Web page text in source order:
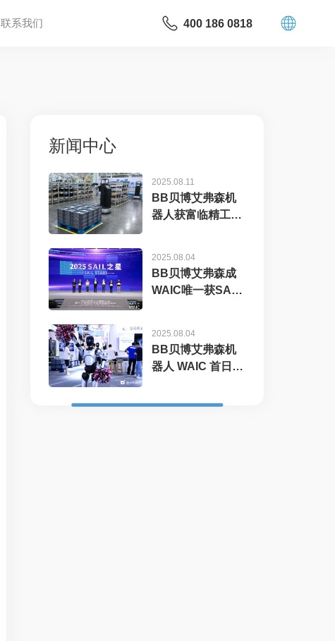
联系我们 400 186 0818
新闻中心
2025.08.11
BB贝博艾弗森机
器人获富临精工数
2025.08.04
BB贝博艾弗森成
WAIC唯一获SAIL
2025.08.04
BB贝博艾弗森机
器人 WAIC 首日展